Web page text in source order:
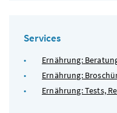
Services
Ernährung:
Ernährung:
Ernährung: Tests,